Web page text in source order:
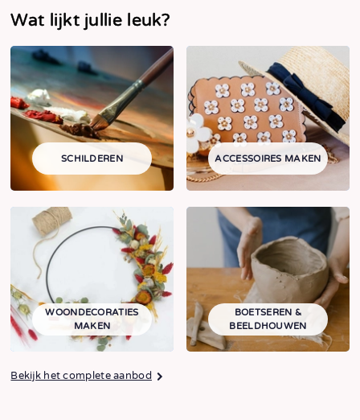
Wat lijkt jullie leuk?
SCHILDEREN ACCESSOIRES MAKEN
WOONDECORATIES
MAKEN
BOETSEREN &
BEELDHOUWEN
Bekijk het complete aanbod